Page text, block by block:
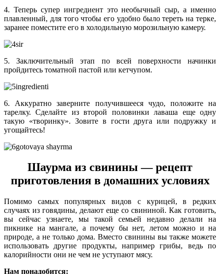
4. Теперь супер ингредиент это необычный сыр, а именно
плавленный, для того чтобы его удобно было тереть на терке,
заранее поместите его в холодильную морозильную камеру.
5. Заключительный этап по всей поверхности начинки
пройдитесь томатной пастой или кетчупом.
6. Аккуратно заверните получившееся чудо, положите на
тарелку. Сделайте из второй половинки лаваша еще одну
такую «творинку». Зовите в гости друга или подружку и
угощайтесь!
Шаурма из свинины — рецепт
приготовления в домашних условиях
Помимо самых популярных видов с курицей, в редких
случаях из говядины, делают еще со свининой. Как готовить,
вы сейчас узнаете, мы такой семьей недавно делали на
пикнике на мангале, а почему бы нет, летом можно и на
природе, а не только дома. Вместо свинины вы также можете
использовать другие продукты, например грибы, ведь по
калорийности они не чем не уступают мясу.
Нам понадобится: